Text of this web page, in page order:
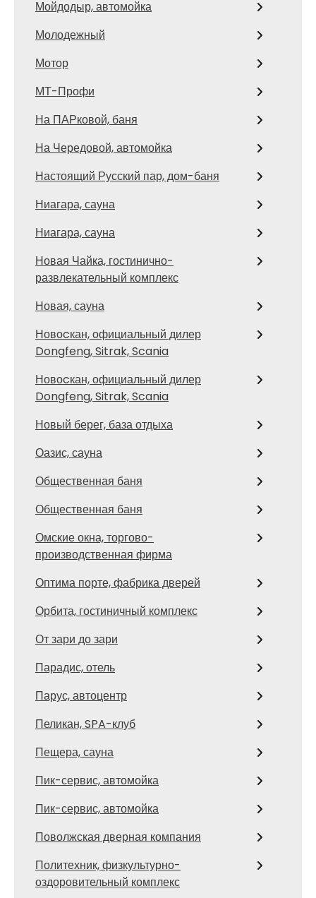
Мойдодыр, автомойка
Молодежный
Мотор
МТ-Профи
На ПАРковой, баня
На Чередовой, автомойка
Настоящий Русский пар, дом-баня
Ниагара, сауна
Ниагара, сауна
Новая Чайка, гостинично-
развлекательный комплекс
Новая, сауна
Новоcкан, официальный дилер
Dongfeng, Sitrak, Scania
Новоcкан, официальный дилер
Dongfeng, Sitrak, Scania
Новый берег, база отдыха
Оазис, сауна
Общественная баня
Общественная баня
Омские окна, торгово-
производственная фирма
Оптима порте, фабрика дверей
Орбита, гостиничный комплекс
От зари до зари
Парадис, отель
Парус, автоцентр
Пеликан, SPA-клуб
Пещера, сауна
Пик-сервис, автомойка
Пик-сервис, автомойка
Поволжская дверная компания
Политехник, физкультурно-
оздоровительный комплекс